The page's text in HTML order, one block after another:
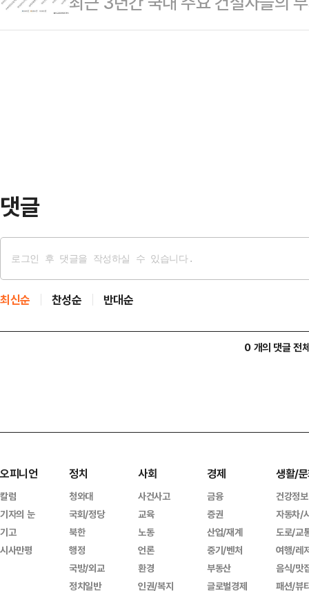
원지사, 평택을에는 김용남 전 의원
천했다. 당초 …
하고 있고 ESS 분야는 성장성이 기
다.일부 건설사는 부채비율이 상승
댓글
최신순 찬성순 반대순
0 개의 댓글 전
오피니언
칼럼
기자의 눈
기고
시사만평
정치
청와대
국회/정당
북한
행정
국방/외교
정치일반
사회
사건사고
교육
노동
언론
환경
인권/복지
경제
금융
증권
산업/재계
중기/벤처
부동산
글로벌경제
생활/
건강정보
자동차/
도로/교
여행/레
음식/맛
패션/뷰